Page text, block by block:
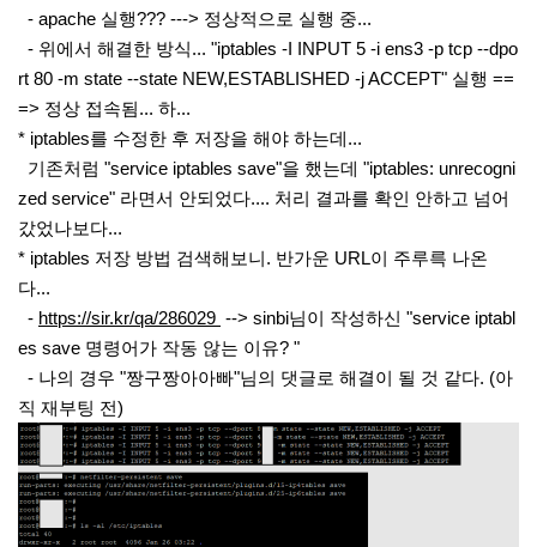
- apache 실행??? ---> 정상적으로 실행 중...
- 위에서 해결한 방식... "iptables -I INPUT 5 -i ens3 -p tcp --dpo
rt 80 -m state --state NEW,ESTABLISHED -j ACCEPT" 실행 ==
=> 정상 접속됨... 하...
* iptables를 수정한 후 저장을 해야 하는데...
기존처럼 "service iptables save"을 했는데 "iptables: unrecogni
zed service" 라면서 안되었다.... 처리 결과를 확인 안하고 넘어
갔었나보다...
* iptables 저장 방법 검색해보니. 반가운 URL이 주루륵 나온
다...
- https://sir.kr/qa/286029 --> sinbi님이 작성하신 "service iptabl
es save 명령어가 작동 않는 이유? "
- 나의 경우 "짱구짱아아빠"님의 댓글로 해결이 될 것 같다. (아
직 재부팅 전)